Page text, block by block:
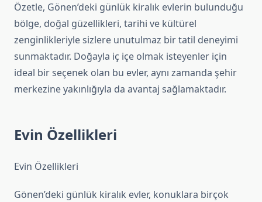
Özetle, Gönen’deki günlük kiralık evlerin bulunduğu
bölge, doğal güzellikleri, tarihi ve kültürel
zenginlikleriyle sizlere unutulmaz bir tatil deneyimi
sunmaktadır. Doğayla iç içe olmak isteyenler için
ideal bir seçenek olan bu evler, aynı zamanda şehir
merkezine yakınlığıyla da avantaj sağlamaktadır.
Evin Özellikleri
Evin Özellikleri
Gönen’deki günlük kiralık evler, konuklara birçok